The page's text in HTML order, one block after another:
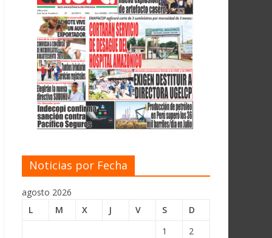
Noticias por Fecha
agosto 2026
L
M X J V S
D
1
2